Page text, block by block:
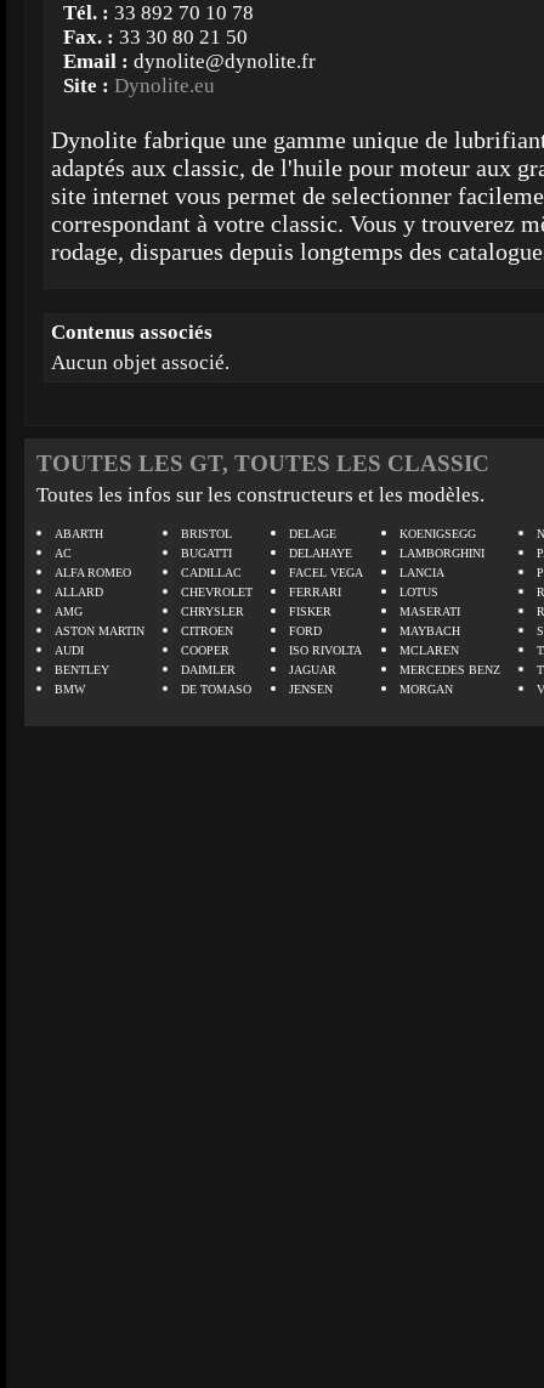
Tél. : 33 892 70 10 78
Fax. : 33 30 80 21 50
Email : dynolite@dynolite.fr
Site : Dynolite.eu
Dynolite fabrique une gamme unique de
adaptés aux classic, de l'huile pour moteur aux
site internet vous permet de selectionner
correspondant à votre classic. Vous y trouverez
rodage, disparues depuis longtemps des
Contenus associés
Aucun objet associé.
TOUTES LES GT, TOUTES LES CLASSIC
Toutes les infos sur les constructeurs et les modèles.
ABARTH
AC
ALFA ROMEO
ALLARD
AMG
ASTON MARTIN
AUDI
BENTLEY
BMW
BRISTOL
BUGATTI
CADILLAC
CHEVROLET
CHRYSLER
CITROEN
COOPER
DAIMLER
DE TOMASO
DELAGE
DELAHAYE
FACEL VEGA
FERRARI
FISKER
FORD
ISO RIVOLTA
JAGUAR
JENSEN
KOENIGSEGG
LAMBORGHINI
LANCIA
LOTUS
MASERATI
MAYBACH
MCLAREN
MERCEDES BENZ
MORGAN